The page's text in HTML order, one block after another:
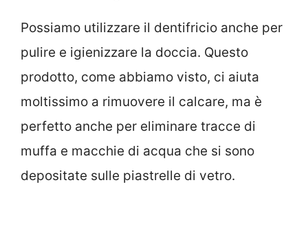
Possiamo utilizzare il dentifricio anche per
pulire e igienizzare la doccia. Questo
prodotto, come abbiamo visto, ci aiuta
moltissimo a rimuovere il calcare, ma è
perfetto anche per eliminare tracce di
muffa e macchie di acqua che si sono
depositate sulle piastrelle di vetro.